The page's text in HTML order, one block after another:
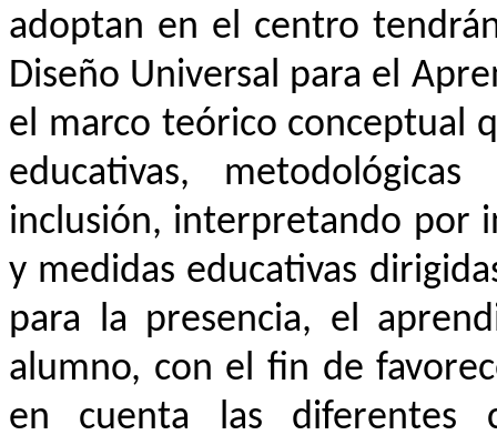
adoptan en el centro
Diseño Universal para el
el marco teórico conceptual
educativas,
inclusión, interpretando por
y medidas educativas
para la presencia, el
alumno, con el fin de
en cuenta las diferentes